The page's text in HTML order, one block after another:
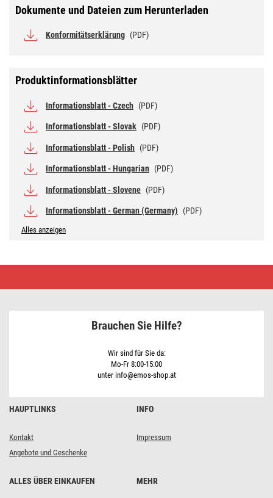
Dokumente und Dateien zum Herunterladen
Konformitätserklärung (PDF)
Produktinformationsblätter
Informationsblatt - Czech (PDF)
Informationsblatt - Slovak (PDF)
Informationsblatt - Polish (PDF)
Informationsblatt - Hungarian (PDF)
Informationsblatt - Slovene (PDF)
Informationsblatt - German (Germany) (PDF)
Alles anzeigen
Classic
Kaltweiß
HAUPTLINKS
Kontakt
Angebote und Geschenke
INFO
Impressum
ALLES ÜBER EINKAUFEN MEHR
Brauchen Sie Hilfe?
Wir sind für Sie da:
Mo-Fr 8:00-15:00
unter info@emos-shop.at